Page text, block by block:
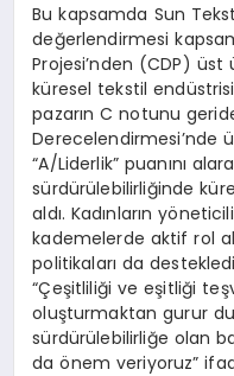
Bu kapsamda Sun
değerlendirmesi
Projesi’nden (CDP)
küresel tekstil
pazarın C notunu
Derecelendirmesi’nde
“A/Liderlik” puanını
sürdürülebilirliğinde
aldı. Kadınların
kademelerde aktif rol
politikaları da
“Çeşitliliği ve eşitliği
oluşturmaktan gurur
sürdürülebilirliğe olan
da önem veriyoruz”